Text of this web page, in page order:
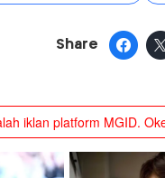
Share